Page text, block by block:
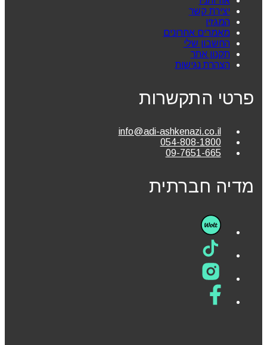
יצירת קשר
המגזין
מאמרים אחרונים
החשבון שלי
תקנון אתר
הצהרת נגישות
פרטי התקשרות
info@adi-ashkenazi.co.il
054-808-1800
09-7651-665
מדיה חברתית